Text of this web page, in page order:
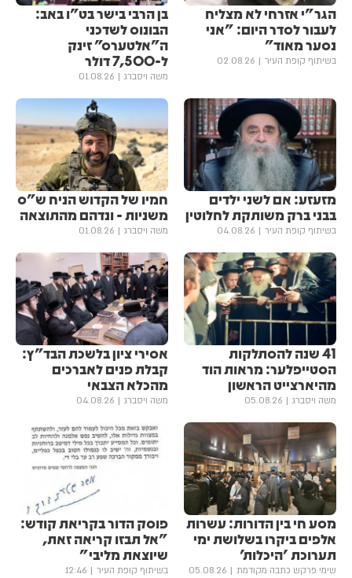
הגר"י אזרחי לא מצליח
לעבור לסדר היום: "אני
נסער מאוד"
בשיתוף קופת העיר 02.08.26
בן הרבי בישר בט"ו באב:
הבונוס לשדכני
ה"אלטערס" זינק
ל-7,500 דולר
משה ויסברג 01.08.26
מזעזע: אם לשני ילדים
בבני ברק משותקת לחלוטין
בשיתוף קופת העיר 04.08.26
חמיו של הקדוש הניח ש"ס
משניות - ונדהם מהתוצאה
משה ויסברג 01.08.26
41 שנה להסתלקות
הסטייפלער: מראות הוד
מהיארצייט הראשון
משה ויסברג 05.08.26
אסירי ציון בלשכת הבד"ץ:
קבלת פנים לאברכים
מהכלא הצבאי
משה ויסברג 04.08.26
מסע חי בין הדורות: עשרות
אלפים ביקרו בשלושת ימי
תערוכת 'היכלות'
שימי פרקש כתבה מקודמת 05.08.26
פוסק הדור בקריאת קודש:
"אל תבזו קריאה זאת,
שיוצאת מליבי"
בשיתוף קופת העיר 12:46